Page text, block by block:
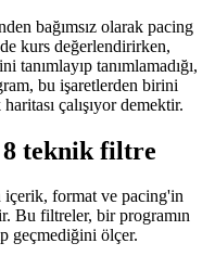
bağımsız olarak pacing
kurs değerlendirirken,
tanımlayıp tanımlamadığı,
bu işaretlerden birini
çalışıyor demektir.
8 teknik filtre
içerik, format ve pacing'in
Bu filtreler, bir programın
geçmediğini ölçer.